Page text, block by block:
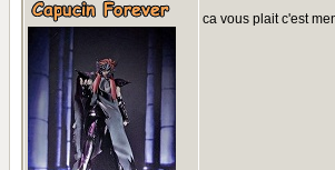
ca vous plait c'est